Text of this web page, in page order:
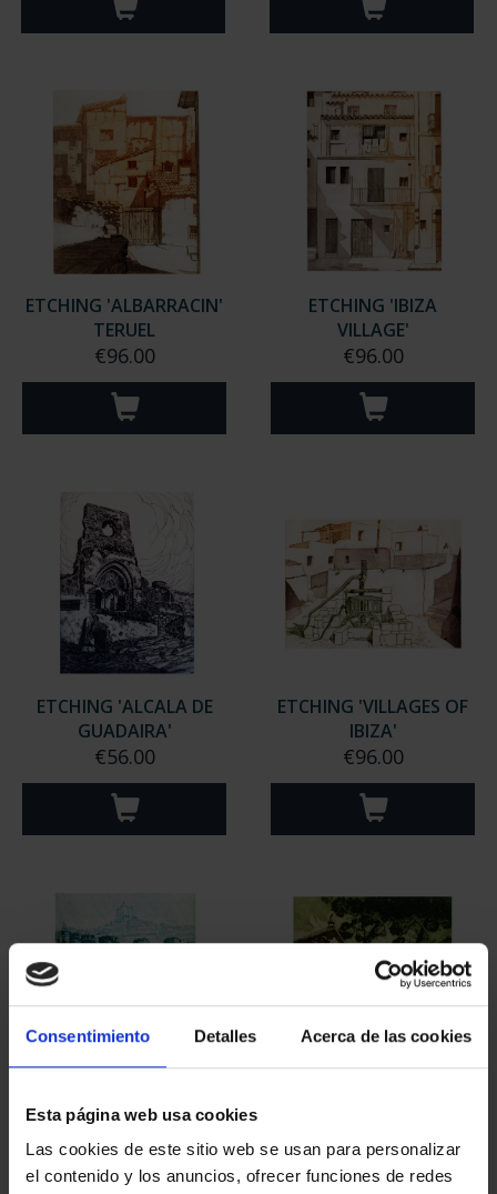
Consentimiento Detalles Acerca de las cookies
Esta página web usa cookies
Las cookies de este sitio web se usan para personalizar
el contenido y los anuncios, ofrecer funciones de redes
ETCHING 'ALBARRACIN'
TERUEL
€96.00
ETCHING 'IBIZA
VILLAGE'
€96.00
ETCHING 'ALCALA DE
GUADAIRA'
€56.00
ETCHING 'VILLAGES OF
IBIZA'
€96.00
ETCHING 'POR TIERRAS
DE SANTA TERESA'
€96.00